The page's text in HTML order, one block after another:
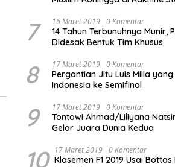
7 16 Maret 2019 0 Komentar
14 Tahun Terbunuhnya Munir,
Didesak Bentuk Tim Khusus
8 17 Maret 2019 0 Komentar
Pergantian Jitu Luis Milla
Indonesia ke Semifinal
9 17 Maret 2019 0 Komentar
Tontowi Ahmad/Liliyana
Gelar Juara Dunia Kedua
10 17 Maret 2019 0 Komentar
Klasemen F1 2019 Usai Bottas